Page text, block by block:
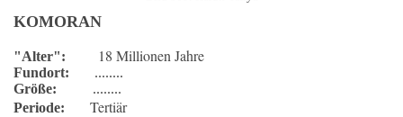
KOMORAN
"Alter": 18 Millionen Jahre
Fundort: ........
Größe: ........
Periode: Tertiär